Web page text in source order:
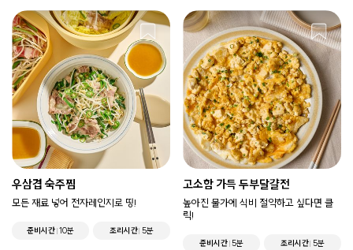
우삼겹 숙주찜
모든 재료 넣어 전자레인지로 띵!
준비시간 10분 조리시간 5분
고소함 가득 두부달걀전
높아진 물가에 식비 절약하고 싶다면 클
릭!
준비시간 5분 조리시간 5분